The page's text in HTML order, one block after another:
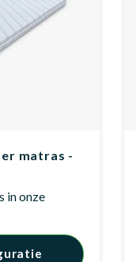
matras -
in onze